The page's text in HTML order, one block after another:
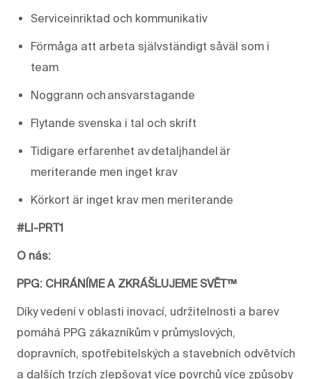
Serviceinriktad och kommunikativ
Förmåga att arbeta självständigt såväl som i
team
Noggrann och ansvarstagande
Flytande svenska i tal och skrift
Tidigare erfarenhet av detaljhandel är
meriterande men inget krav
Körkort är inget krav men meriterande
#LI-PRT1
O nás:
PPG: CHRÁNÍME A ZKRÁŠLUJEME SVĚT™
Díky vedení v oblasti inovací, udržitelnosti a barev
pomáhá PPG zákazníkům v průmyslových,
dopravních, spotřebitelských a stavebních odvětvích
a dalších trzích zlepšovat více povrchů více způsoby